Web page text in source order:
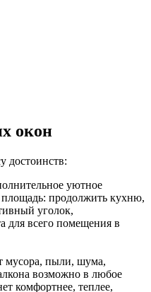
окон
достоинств:
уютное
продолжить кухню,
уголок,
всего помещения в
мусора, пыли, шума,
возможно в любое
комфортнее, теплее,